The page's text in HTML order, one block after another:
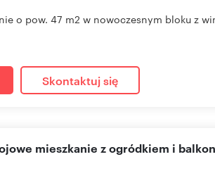
o pow. 47 m2 w nowoczesnym bloku z
Skontaktuj się
mieszkanie z ogródkiem i